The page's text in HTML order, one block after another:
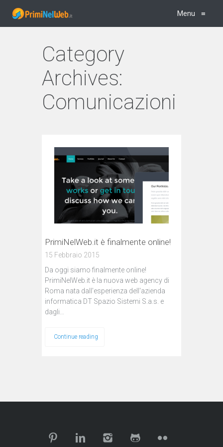
Menu ≡
Category
Archives:
Comunicazioni
PrimiNelWeb.it è finalmente online!
15 Febbraio 2015
Da oggi siamo finalmente online!
PrimiNelWeb.it è la nuova web agency di
Roma nata dall'esperienza dell'azienda
informatica DT Spazio Sistemi S.a.s. e
dagli…
Continue reading